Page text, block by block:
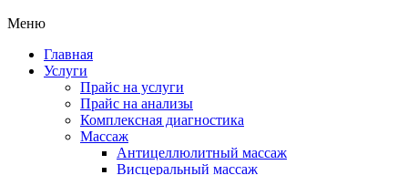
Клиника
жизнь"
Меню
Главная
Услуги
Прайс на услуги
Прайс на анализы
Комплексная диагностика
Массаж
Антицеллюлитный массаж
Висцеральный массаж